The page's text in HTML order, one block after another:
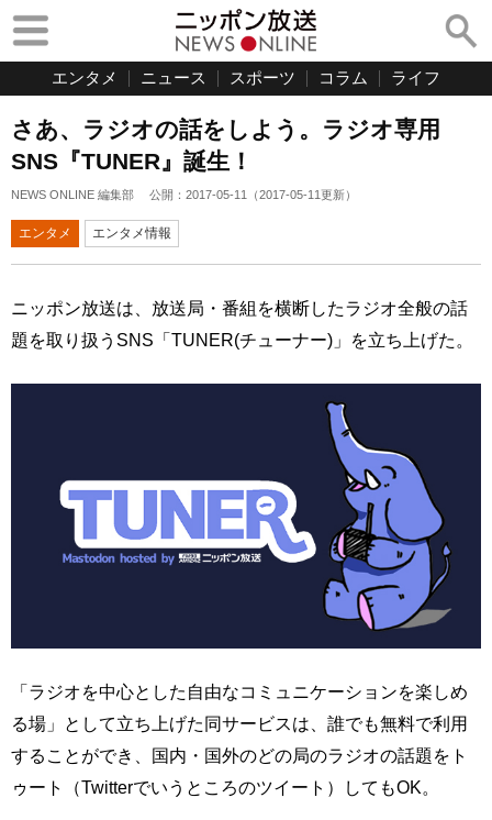
エンタメ ニュース スポーツ コラム ライフ
さあ、ラジオの話をしよう。ラジオ専用
SNS『TUNER』誕生！
NEWS ONLINE 編集部 公開： 2017-05-11 （2017-05-11更新）
エンタメ エンタメ情報
ニッポン放送は、放送局・番組を横断したラジオ全般の話
題を取り扱うSNS「TUNER(チューナー)」を立ち上げた。
「ラジオを中心とした自由なコミュニケーションを楽しめ
る場」として立ち上げた同サービスは、誰でも無料で利用
することができ、国内・国外のどの局のラジオの話題をト
ゥート（Twitterでいうところのツイート）してもOK。